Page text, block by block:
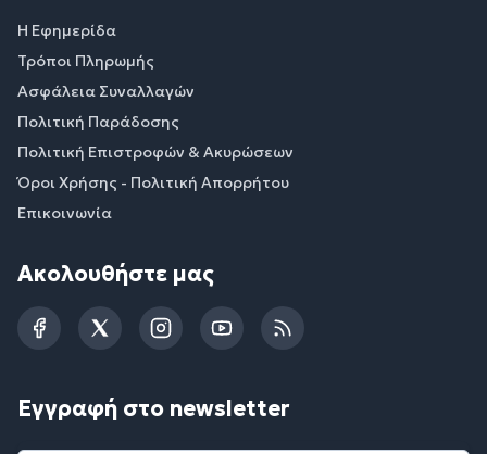
Η Εφημερίδα
Τρόποι Πληρωμής
Ασφάλεια Συναλλαγών
Πολιτική Παράδοσης
Πολιτική Επιστροφών & Ακυρώσεων
Όροι Χρήσης - Πολιτική Απορρήτου
Επικοινωνία
Ακολουθήστε μας
FacebookTwitterInstagramYouTubeRSS
Εγγραφή στο newsletter